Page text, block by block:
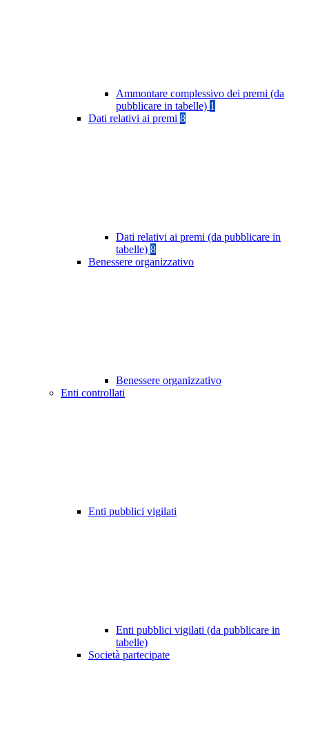
Ammontare complessivo dei premi (da
pubblicare in tabelle) 1
Dati relativi ai premi 8
Dati relativi ai premi (da pubblicare in
tabelle) 8
Benessere organizzativo
Benessere organizzativo
Enti controllati
Enti pubblici vigilati
Enti pubblici vigilati (da pubblicare in
tabelle)
Società partecipate